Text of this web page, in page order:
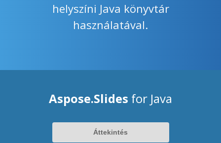
helyszíni Java könyvtár
használatával.
Aspose.Slides for Java
Áttekintés